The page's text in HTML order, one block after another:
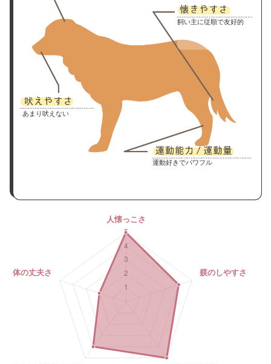
飼い主に従順で友好的
あまり吠えない
運動好きでパワフル